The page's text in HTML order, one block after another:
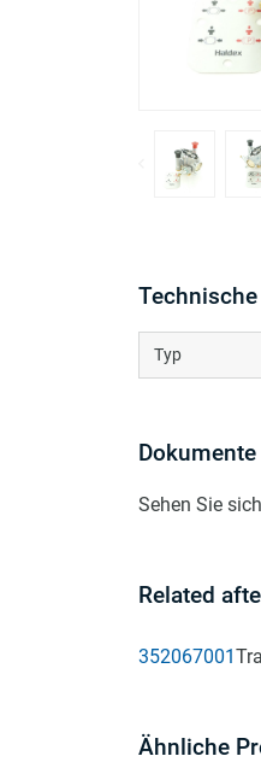
Technische
Typ
Dokumente
Sehen Sie
Related
352067001
Ähnliche